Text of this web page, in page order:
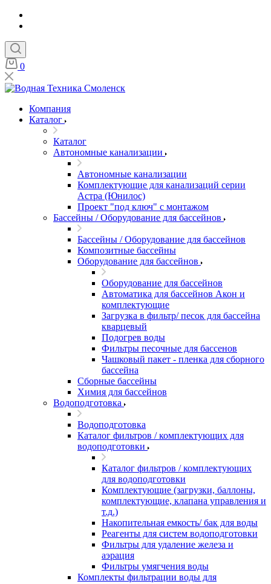
0
Компания
Каталог
Каталог
Автономные канализации
Автономные канализации
Комплектующие для канализаций серии
Астра (Юнилос)
Проект "под ключ" с монтажом
Бассейны / Оборудование для бассейнов
Бассейны / Оборудование для бассейнов
Композитные бассейны
Оборудование для бассейнов
Оборудование для бассейнов
Автоматика для бассейнов Акон и
комплектующие
Загрузка в фильтр/ песок для бассейна
кварцевый
Подогрев воды
Фильтры песочные для бассенов
Чашковый пакет - пленка для сборного
бассейна
Сборные бассейны
Химия для бассейнов
Водоподготовка
Водоподготовка
Каталог фильтров / комплектующих для
водоподготовки
Каталог фильтров / комплектующих
для водоподготовки
Комплектующие (загрузки, баллоны,
комплектующие, клапана управления и
т.д.)
Накопительная емкость/ бак для воды
Реагенты для систем водоподготовки
Фильтры для удаление железа и
аэрация
Фильтры умягчения воды
Комплекты фильтрации воды для